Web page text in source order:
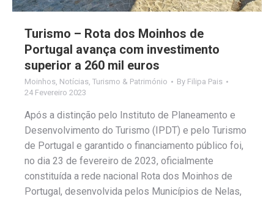
Turismo – Rota dos Moinhos de
Portugal avança com investimento
superior a 260 mil euros
Moinhos Notícias Turismo & Património By Filipa Pais
24 Fevereiro 2023
Após a distinção pelo Instituto de Planeamento e
Desenvolvimento do Turismo (IPDT) e pelo Turismo
de Portugal e garantido o financiamento público foi,
no dia 23 de fevereiro de 2023, oficialmente
constituída a rede nacional Rota dos Moinhos de
Portugal, desenvolvida pelos Municípios de Nelas,